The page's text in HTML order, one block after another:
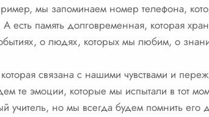
мы запоминаем номер телефона,
есть память долговременная, которая
о людях, которых мы любим, о
связана с нашими чувствами и
те эмоции, которые мы испытали в тот
учитель, но мы всегда будем помнить его